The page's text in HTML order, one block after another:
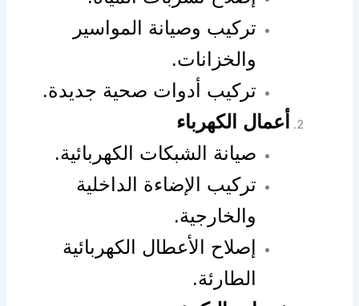
تركيب وصيانة المواسير
والخزانات.
تركيب أدوات صحية جديدة.
أعمال الكهرباء
صيانة الشبكات الكهربائية.
تركيب الإضاءة الداخلية
والخارجية.
إصلاح الأعطال الكهربائية
الطارئة.